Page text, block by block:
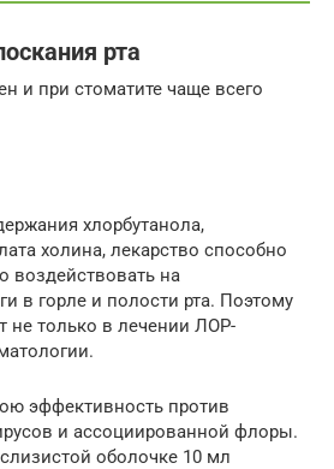
рта
и при стоматите чаще всего
хлорбутанола,
холина, лекарство способно
воздействовать на
в горле и полости рта. Поэтому
не только в лечении ЛОР-
эффективность против
и ассоциированной флоры.
оболочке 10 мл